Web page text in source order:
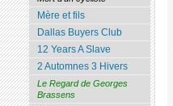
Mère et fils
Dallas Buyers Club
12 Years A Slave
2 Automnes 3 Hivers
Le Regard de Georges
Brassens